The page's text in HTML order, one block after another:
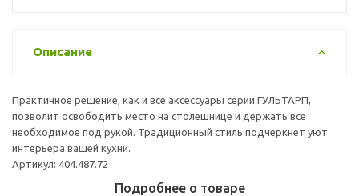
Описание
Практичное решение, как и все аксессуары серии ГУЛЬТАРП,
позволит освободить место на столешнице и держать все
необходимое под рукой. Традиционный стиль подчеркнет уют
интерьера вашей кухни.
Артикул: 404.487.72
Подробнее о товаре